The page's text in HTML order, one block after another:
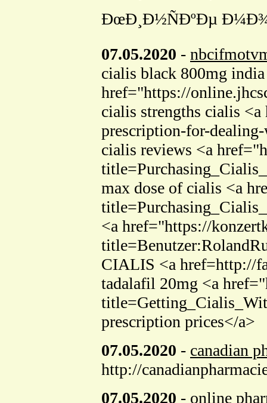
ÐœÐ¸Ð½ÑÐºÐµ
07.05.2020 -
cialis black 800mg
href="https://
cialis strengths cialis
prescription-for-
cialis reviews <a
max dose of cialis <a
<a href="https://
CIALIS <a href=http://
tadalafil 20mg <a
prescription prices</a>
07.05.2020 - canadian
http://
07.05.2020 - online